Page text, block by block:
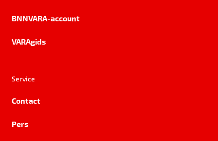
BNNVARA-account
VARAgids
Service
Contact
Pers